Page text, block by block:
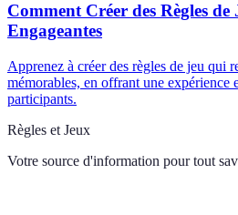
Comment Créer des Règles de
Engageantes
Apprenez à créer des règles de jeu qui
mémorables, en offrant une expérience
participants.
Règles et Jeux
Votre source d'information pour tout